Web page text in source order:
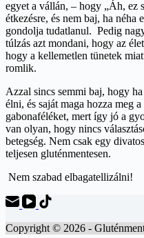
egyet a vállán, – hogy „Áh, ez
étkezésre, és nem baj, ha néha
gondolja tudatlanul. Pedig
túlzás azt mondani, hogy az
hogy a kellemetlen tünetek
romlik.
Azzal sincs semmi baj, hogy
élni, és saját maga hozza meg
gabonaféléket, mert így jó a
van olyan, hogy nincs
betegség. Nem csak egy
teljesen gluténmentesen.
Nem szabad elbagatellizálni!
Copyright © 2026 -